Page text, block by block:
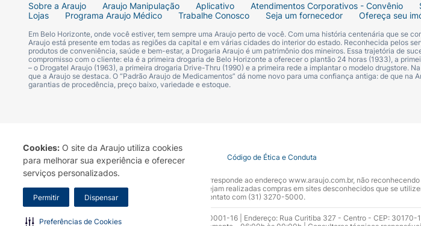
Cookies: O site da Araujo utiliza cookies
para melhorar sua experiência e oferecer
serviços personalizados.
Permitir Dispensar
Preferências de Cookies
Sobre a Araujo Araujo Manipulação Aplicativo Atendimentos Corporativos - Convênio
Lojas
Programa Araujo Médico Trabalhe Conosco Seja um fornecedor Ofereça seu
Em Belo Horizonte, onde você estiver, tem sempre uma Araujo perto de você. Com uma história centenária que se
Araujo está presente em todas as regiões da capital e em várias cidades do interior do estado. Reconhecida pelos
produtos de conveniência, saúde e bem-estar, a Drogaria Araujo é um patrimônio dos mineiros. Essa trajetória de
compromisso com o cliente: ela é a primeira drogaria de Belo Horizonte a oferecer o plantão 24 horas (1933), a
– o Drogatel Araujo (1963), a primeira drogaria Drive-Thru (1990) e a primeira rede a implantar o modelo drugstore.
que a Araujo se destaca. O “Padrão Araujo de Medicamentos” dá nome novo para uma confiança antiga: de que na
garantias de procedência, preço baixo, variedade e estoque.
Termo de Uso Portal da Privacidade Covid-19 Código de Ética e Conduta
A Drogaria Araujo S/A informa que o seu site oficial corresponde ao endereço www.araujo.com.br, não
marca. Para sua segurança recomendamos que não sejam realizadas compras em sites desconhecidos que se
Araujo S.A. Em caso de dúvidas, gentileza entrar em contato com (31) 3270-5000.
Razão Social: Drogaria Araujo S.A | CNPJ: 17.256.512.0001-16 | Endereço: Rua Curitiba 327 - Centro - CEP: